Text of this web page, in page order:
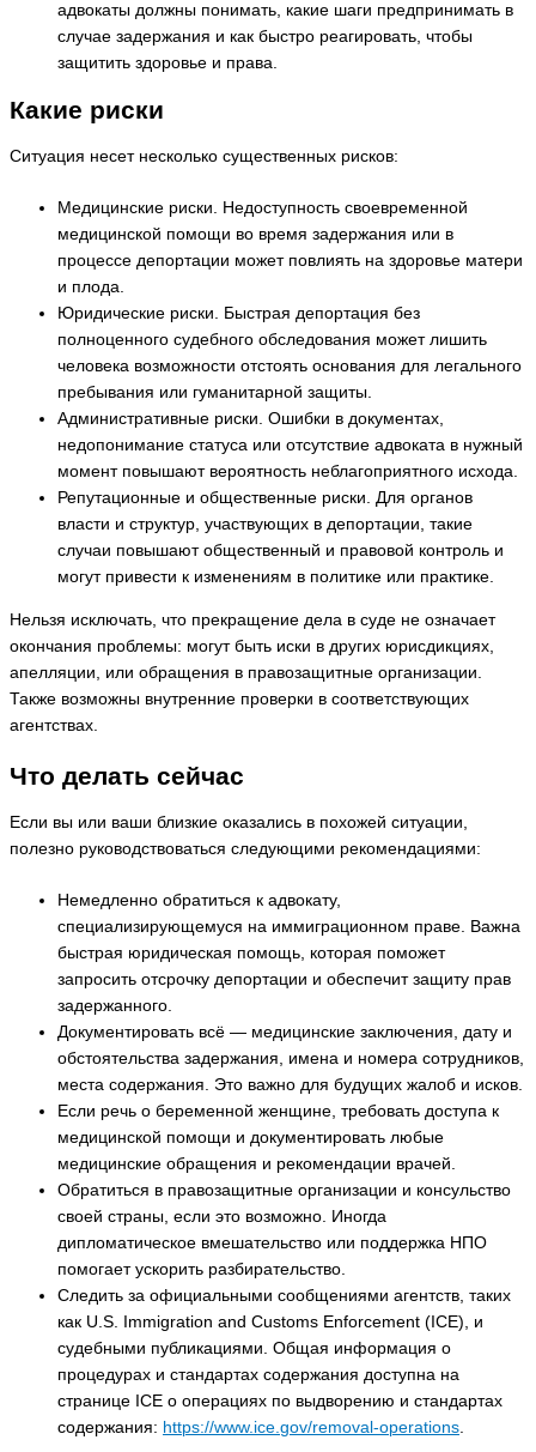
адвокаты должны понимать, какие шаги предпринимать в
случае задержания и как быстро реагировать, чтобы
защитить здоровье и права.
Какие риски
Ситуация несет несколько существенных рисков:
Медицинские риски. Недоступность своевременной
медицинской помощи во время задержания или в
процессе депортации может повлиять на здоровье матери
и плода.
Юридические риски. Быстрая депортация без
полноценного судебного обследования может лишить
человека возможности отстоять основания для легального
пребывания или гуманитарной защиты.
Административные риски. Ошибки в документах,
недопонимание статуса или отсутствие адвоката в нужный
момент повышают вероятность неблагоприятного исхода.
Репутационные и общественные риски. Для органов
власти и структур, участвующих в депортации, такие
случаи повышают общественный и правовой контроль и
могут привести к изменениям в политике или практике.
Нельзя исключать, что прекращение дела в суде не означает
окончания проблемы: могут быть иски в других юрисдикциях,
апелляции, или обращения в правозащитные организации.
Также возможны внутренние проверки в соответствующих
агентствах.
Что делать сейчас
Если вы или ваши близкие оказались в похожей ситуации,
полезно руководствоваться следующими рекомендациями:
Немедленно обратиться к адвокату,
специализирующемуся на иммиграционном праве. Важна
быстрая юридическая помощь, которая поможет
запросить отсрочку депортации и обеспечит защиту прав
задержанного.
Документировать всё — медицинские заключения, дату и
обстоятельства задержания, имена и номера сотрудников,
места содержания. Это важно для будущих жалоб и исков.
Если речь о беременной женщине, требовать доступа к
медицинской помощи и документировать любые
медицинские обращения и рекомендации врачей.
Обратиться в правозащитные организации и консульство
своей страны, если это возможно. Иногда
дипломатическое вмешательство или поддержка НПО
помогает ускорить разбирательство.
Следить за официальными сообщениями агентств, таких
как U.S. Immigration and Customs Enforcement (ICE), и
судебными публикациями. Общая информация о
процедурах и стандартах содержания доступна на
странице ICE о операциях по выдворению и стандартах
содержания: https://www.ice.gov/removal-operations